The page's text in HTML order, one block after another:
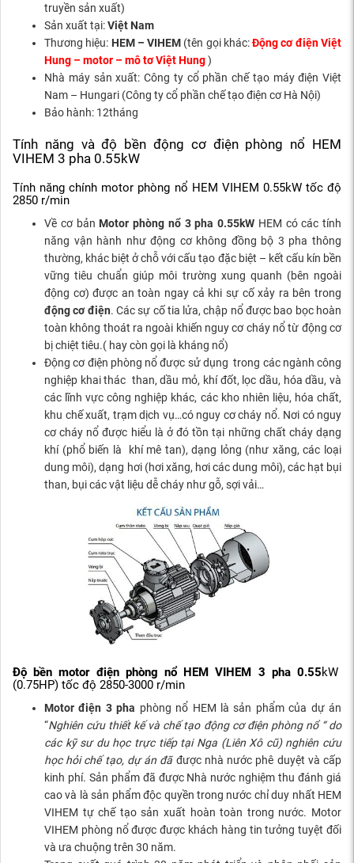
truyền sản xuất)
Sản xuất tại:Việt Nam
Thương hiệu: HEM – VIHEM (tên gọi khác:Động cơ điện Việt
Hung – motor – mô tơ Việt Hung)
Nhà máy sản xuất: Công ty cổ phần chế tạo máy điện Việt
Nam – Hungari (Công ty cổ phần chế tạo điện cơ Hà Nội)
Bảo hành: 12tháng
Tính năng và độ bền động cơ điện phòng nổ HEM
VIHEM 3 pha 0.55kW
Tính năng chính motor phòng nổ HEM VIHEM 0.55kW tốc độ
2850 r/min
Về cơ bản Motor phòng nổ 3 pha 0.55kW HEM có các tính
năng vận hành như động cơ không đồng bộ 3 pha thông
thường, khác biệt ở chỗ với cấu tạo đặc biệt – kết cấu kín bền
vững tiêu chuẩn giúp môi trường xung quanh (bên ngoài
động cơ) được an toàn ngay cả khi sự cố xảy ra bên trong
động cơ điện. Các sự cố tia lửa, chập nổ được bao bọc hoàn
toàn không thoát ra ngoài khiến nguy cơ cháy nổ từ động cơ
bị chiệt tiêu.( hay còn gọi là kháng nổ)
Động cơ điện phòng nổ được sử dụng trong các ngành công
nghiệp khai thác than, dầu mỏ, khí đốt, lọc dầu, hóa dầu, và
các lĩnh vực công nghiệp khác, các kho nhiên liệu, hóa chất,
khu chế xuất, trạm dịch vụ…có nguy cơ cháy nổ. Nơi có nguy
cơ cháy nổ được hiểu là ở đó tồn tại những chất cháy dạng
khí (phổ biến là khí mê tan), dạng lỏng (như xăng, các loại
dung môi), dạng hơi (hơi xăng, hơi các dung môi), các hạt bụi
than, bụi các vật liệu dễ cháy như gỗ, sợi vải…
Độ bền motor điện phòng nổ HEM VIHEM 3 pha 0.55kW
(0.75HP) tốc độ 2850-3000 r/min
Motor điện 3 pha phòng nổ HEM là sản phẩm của dự án
“Nghiên cứu thiết kế và chế tạo động cơ điện phòng nổ “ do
các kỹ sư du học trực tiếp tại Nga (Liên Xô cũ) nghiên cứu
học hỏi chế tạo, dự án đãđược nhà nước phê duyệt và cấp
kinh phí. Sản phẩm đã được Nhà nước nghiệm thu đánh giá
cao và là sản phẩm độc quyền trong nước chỉ duy nhất HEM
VIHEM tự chế tạo sản xuất hoàn toàn trong nước. Motor
VIHEM phòng nổ được được khách hàng tin tưởng tuyệt đối
và ưa chuộng trên 30 năm.